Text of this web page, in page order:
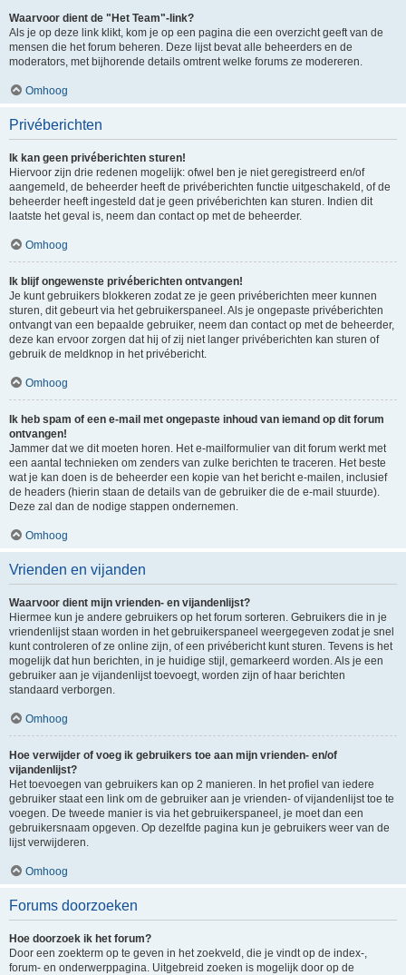
Waarvoor dient de "Het Team"-link?
Als je op deze link klikt, kom je op een pagina die een overzicht geeft van de
mensen die het forum beheren. Deze lijst bevat alle beheerders en de
moderators, met bijhorende details omtrent welke forums ze modereren.
Omhoog
Privéberichten
Ik kan geen privéberichten sturen!
Hiervoor zijn drie redenen mogelijk: ofwel ben je niet geregistreerd en/of
aangemeld, de beheerder heeft de privéberichten functie uitgeschakeld, of de
beheerder heeft ingesteld dat je geen privéberichten kan sturen. Indien dit
laatste het geval is, neem dan contact op met de beheerder.
Omhoog
Ik blijf ongewenste privéberichten ontvangen!
Je kunt gebruikers blokkeren zodat ze je geen privéberichten meer kunnen
sturen, dit gebeurt via het gebruikerspaneel. Als je ongepaste privéberichten
ontvangt van een bepaalde gebruiker, neem dan contact op met de beheerder,
deze kan ervoor zorgen dat hij of zij niet langer privéberichten kan sturen of
gebruik de meldknop in het privébericht.
Omhoog
Ik heb spam of een e-mail met ongepaste inhoud van iemand op dit forum
ontvangen!
Jammer dat we dit moeten horen. Het e-mailformulier van dit forum werkt met
een aantal technieken om zenders van zulke berichten te traceren. Het beste
wat je kan doen is de beheerder een kopie van het bericht e-mailen, inclusief
de headers (hierin staan de details van de gebruiker die de e-mail stuurde).
Deze zal dan de nodige stappen ondernemen.
Omhoog
Vrienden en vijanden
Waarvoor dient mijn vrienden- en vijandenlijst?
Hiermee kun je andere gebruikers op het forum sorteren. Gebruikers die in je
vriendenlijst staan worden in het gebruikerspaneel weergegeven zodat je snel
kunt controleren of ze online zijn, of een privébericht kunt sturen. Tevens is het
mogelijk dat hun berichten, in je huidige stijl, gemarkeerd worden. Als je een
gebruiker aan je vijandenlijst toevoegt, worden zijn of haar berichten
standaard verborgen.
Omhoog
Hoe verwijder of voeg ik gebruikers toe aan mijn vrienden- en/of
vijandenlijst?
Het toevoegen van gebruikers kan op 2 manieren. In het profiel van iedere
gebruiker staat een link om de gebruiker aan je vrienden- of vijandenlijst toe te
voegen. De tweede manier is via het gebruikerspaneel, je moet dan een
gebruikersnaam opgeven. Op dezelfde pagina kun je gebruikers weer van de
lijst verwijderen.
Omhoog
Forums doorzoeken
Hoe doorzoek ik het forum?
Door een zoekterm op te geven in het zoekveld, die je vindt op de index-,
forum- en onderwerppagina. Uitgebreid zoeken is mogelijk door op de